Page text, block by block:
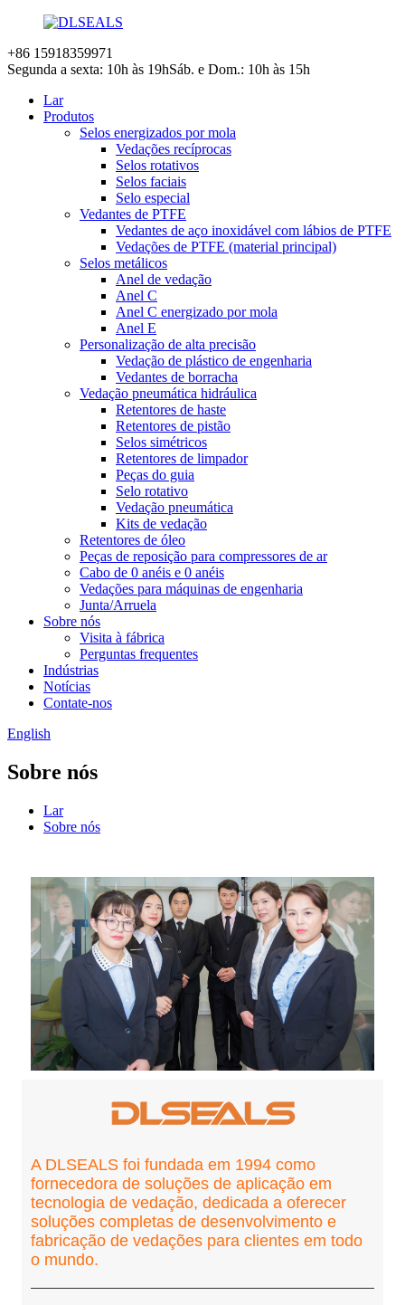
+86 15918359971
Segunda a sexta: 10h às 19hSáb. e Dom.: 10h às 15h
Lar
Produtos
Selos energizados por mola
Vedações recíprocas
Selos rotativos
Selos faciais
Selo especial
Vedantes de PTFE
Vedantes de aço inoxidável com lábios de PTFE
Vedações de PTFE (material principal)
Selos metálicos
Anel de vedação
Anel C
Anel C energizado por mola
Anel E
Personalização de alta precisão
Vedação de plástico de engenharia
Vedantes de borracha
Vedação pneumática hidráulica
Retentores de haste
Retentores de pistão
Selos simétricos
Retentores de limpador
Peças do guia
Selo rotativo
Vedação pneumática
Kits de vedação
Retentores de óleo
Peças de reposição para compressores de ar
Cabo de 0 anéis e 0 anéis
Vedações para máquinas de engenharia
Junta/Arruela
Sobre nós
Visita à fábrica
Perguntas frequentes
Indústrias
Notícias
Contate-nos
English
Sobre nós
Lar
Sobre nós
A DLSEALS foi fundada em 1994 como
fornecedora de soluções de aplicação em
tecnologia de vedação, dedicada a oferecer
soluções completas de desenvolvimento e
fabricação de vedações para clientes em todo
o mundo.